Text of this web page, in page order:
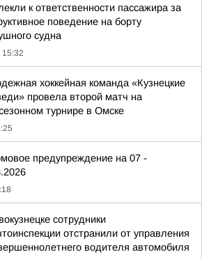
к ответственности пассажира за
поведение на борту
судна
15:32
хоккейная команда «Кузнецкие
провела второй матч на
турнире в Омске
предупреждение на 07 -
сотрудники
отстранили от управления
водителя автомобиля